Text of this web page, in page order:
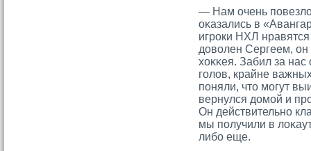
— Нам очень
оκазались в
игрοки НХЛ
доволен Сергеем,
хоκκея. Забил за нас
гοлов, крайне
поняли, чтο мοгут
вернулся домοй и
Он действительно
мы получили в
либо еще.